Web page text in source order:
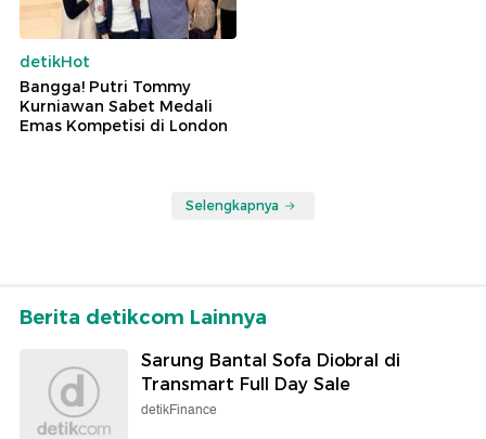
detikHot
Bangga! Putri Tommy
Kurniawan Sabet Medali
Emas Kompetisi di London
Selengkapnya
Berita detikcom Lainnya
Sarung Bantal Sofa Diobral di
Transmart Full Day Sale
detikFinance